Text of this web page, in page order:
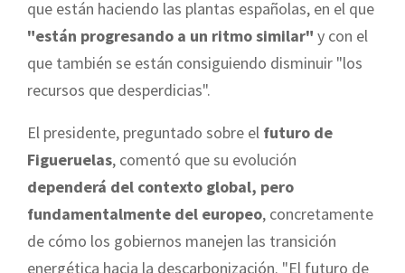
que están haciendo las plantas españolas, en el que
"están progresando a un ritmo similar" y con el
que también se están consiguiendo disminuir "los
recursos que desperdicias".
El presidente, preguntado sobre el futuro de
Figueruelas, comentó que su evolución
dependerá del contexto global, pero
fundamentalmente del europeo, concretamente
de cómo los gobiernos manejen las transición
energética hacia la descarbonización. "El futuro de